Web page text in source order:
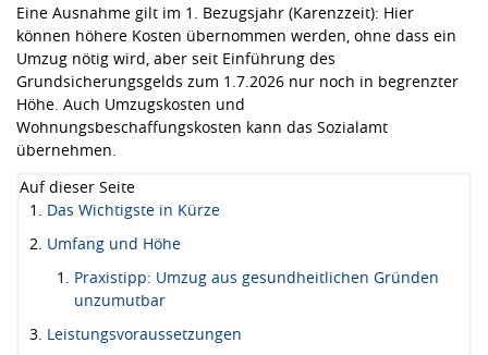
Eine Ausnahme gilt im 1. Bezugsjahr (Karenzzeit): Hier
können höhere Kosten übernommen werden, ohne dass ein
Umzug nötig wird, aber seit Einführung des
Grundsicherungsgelds zum 1.7.2026 nur noch in begrenzter
Höhe. Auch Umzugskosten und
Wohnungsbeschaffungskosten kann das Sozialamt
übernehmen.
Auf dieser Seite
Das Wichtigste in Kürze
Umfang und Höhe
Praxistipp: Umzug aus gesundheitlichen Gründen
unzumutbar
Leistungsvoraussetzungen